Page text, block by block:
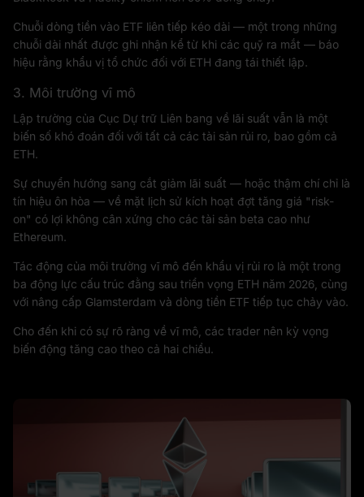
Chuỗi dòng tiền vào ETF liên tiếp kéo dài — một trong những
chuỗi dài nhất được ghi nhận kể từ khi các quỹ ra mắt — báo
hiệu rằng khẩu vị tổ chức đối với ETH đang tái thiết lập.
3. Môi trường vĩ mô
Lập trường của Cục Dự trữ Liên bang về lãi suất vẫn là một
biến số khó đoán đối với tất cả các tài sản rủi ro, bao gồm cả
ETH.
Sự chuyển hướng sang cắt giảm lãi suất — hoặc thậm chí chỉ là
tín hiệu ôn hòa — về mặt lịch sử kích hoạt đợt tăng giá "risk-
on" có lợi không cân xứng cho các tài sản beta cao như
Ethereum.
Tác động của môi trường vĩ mô đến khẩu vị rủi ro là một trong
ba động lực cấu trúc đằng sau triển vọng ETH năm 2026, cùng
với nâng cấp Glamsterdam và dòng tiền ETF tiếp tục chảy vào.
Cho đến khi có sự rõ ràng về vĩ mô, các trader nên kỳ vọng
biến động tăng cao theo cả hai chiều.